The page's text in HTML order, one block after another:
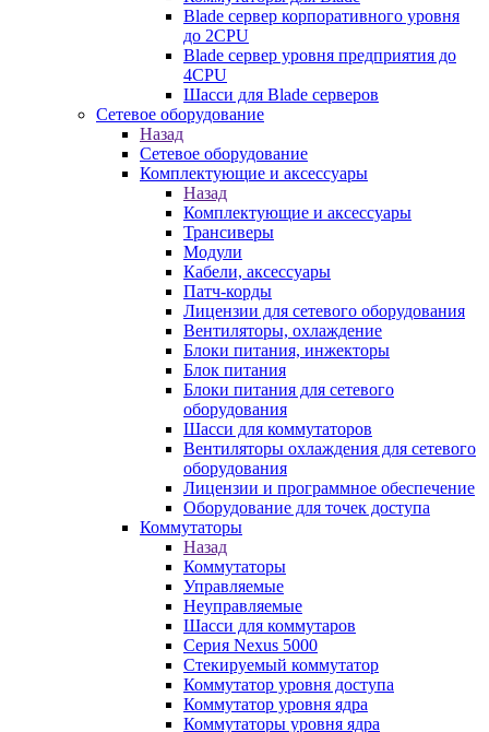
Blade сервер корпоративного уровня
до 2CPU
Blade сервер уровня предприятия до
4CPU
Шасси для Blade серверов
Сетевое оборудование
Назад
Сетевое оборудование
Комплектующие и аксессуары
Назад
Комплектующие и аксессуары
Трансиверы
Модули
Кабели, аксессуары
Патч-корды
Лицензии для сетевого оборудования
Вентиляторы, охлаждение
Блоки питания, инжекторы
Блок питания
Блоки питания для сетевого
оборудования
Шасси для коммутаторов
Вентиляторы охлаждения для сетевого
оборудования
Лицензии и программное обеспечение
Оборудование для точек доступа
Коммутаторы
Назад
Коммутаторы
Управляемые
Неуправляемые
Шасси для коммутаров
Серия Nexus 5000
Стекируемый коммутатор
Коммутатор уровня доступа
Коммутатор уровня ядра
Коммутаторы уровня ядра